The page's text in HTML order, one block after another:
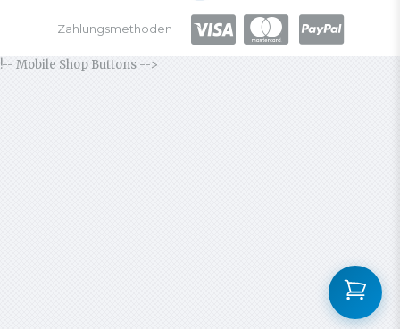
Zahlungsmethoden
!-- Mobile Shop Buttons -->